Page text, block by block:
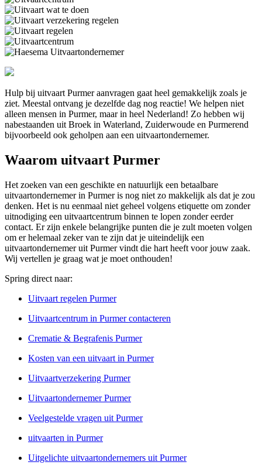
Hulp bij uitvaart Purmer aanvragen gaat heel gemakkelijk zoals je
ziet. Meestal ontvang je dezelfde dag nog reactie! We helpen niet
alleen mensen in Purmer, maar in heel Nederland! Zo hebben wij
nabestaanden uit Broek in Waterland, Zuiderwoude en Purmerend
bijvoorbeeld ook geholpen aan een uitvaartondernemer.
Waarom uitvaart Purmer
Het zoeken van een geschikte en natuurlijk een betaalbare
uitvaartondernemer in Purmer is nog niet zo makkelijk als dat je zou
denken. Het is nu eenmaal niet geheel volgens etiquette om zonder
uitnodiging een uitvaartcentrum binnen te lopen zonder eerder
contact. Er zijn enkele belangrijke punten die je zult moeten volgen
om er helemaal zeker van te zijn dat je uiteindelijk een
uitvaartondernemer uit Purmer vindt die hart heeft voor jouw zaak.
Wij vertellen je graag wat je moet onthouden!
Spring direct naar:
Uitvaart regelen Purmer
Uitvaartcentrum in Purmer contacteren
Crematie & Begrafenis Purmer
Kosten van een uitvaart in Purmer
Uitvaartverzekering Purmer
Uitvaartondernemer Purmer
Veelgestelde vragen uit Purmer
uitvaarten in Purmer
Uitgelichte uitvaartondernemers uit Purmer